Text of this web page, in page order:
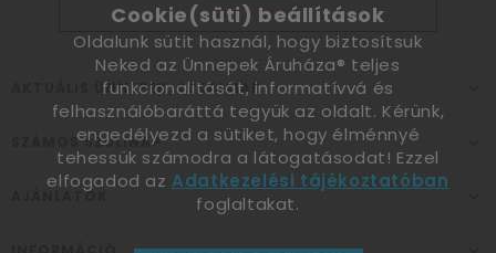
AKTUÁLIS ÜNNEPEK, ALKALMAK
SZÁMOS SZÜLINAP
AJÁNLATOK
Cookie(süti) beállítások
Oldalunk sütit használ, hogy biztosítsuk
Neked az Ünnepek Áruháza® teljes
funkcionalitását, informatívvá és
felhasználóbaráttá tegyük az oldalt. Kérünk,
engedélyezd a sütiket, hogy élménnyé
tehessük számodra a látogatásodat! Ezzel
elfogadod azAdatkezelési tájékoztatóban
foglaltakat.